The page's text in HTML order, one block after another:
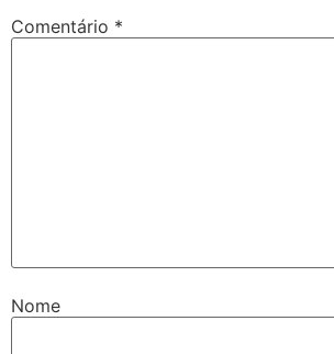
Comentário *
Nome